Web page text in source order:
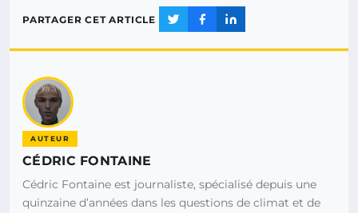
PARTAGER CET ARTICLE
AUTEUR
CÉDRIC FONTAINE
Cédric Fontaine est journaliste, spécialisé depuis une
quinzaine d’années dans les questions de climat et de